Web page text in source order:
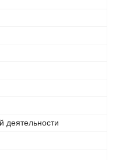
деятельности